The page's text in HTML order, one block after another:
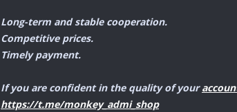
Long-term and stable cooperation.
Competitive prices.
Timely payment.
If you are confident in the quality of your
https://t.me/monkey_admi_shop